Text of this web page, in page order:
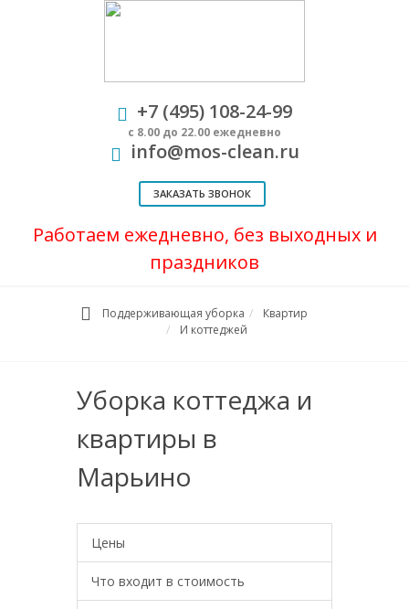
+7 (495) 108-24-99
с 8.00 до 22.00 ежедневно
info@mos-clean.ru
ЗАКАЗАТЬ ЗВОНОК
Работаем ежедневно, без выходных и
праздников
Поддерживающая уборка
Квартир
И коттеджей
Уборка коттеджа и
квартиры в
Марьино
Цены
Что входит в стоимость